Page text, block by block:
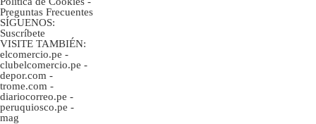
Preguntas Frecuentes
SÍGUENOS:
Suscríbete
VISITE TAMBIÉN:
elcomercio.pe -
clubelcomercio.pe -
depor.com -
trome.com -
diariocorreo.pe -
peruquiosco.pe -
mag